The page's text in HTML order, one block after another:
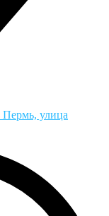
Пермь, улица